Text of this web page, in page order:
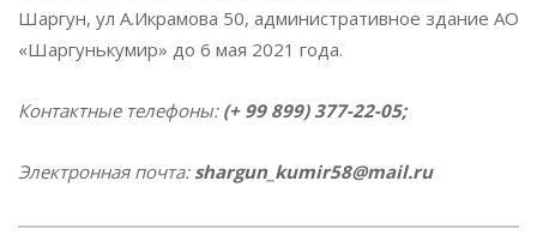
Шаргун, ул А.Икрамова 50, административное здание АО
«Шаргунькумир» до 6 мая 2021 года.
Контактные телефоны: (+ 99 899) 377-22-05;
Электронная почта: shargun_kumir58@mail.ru